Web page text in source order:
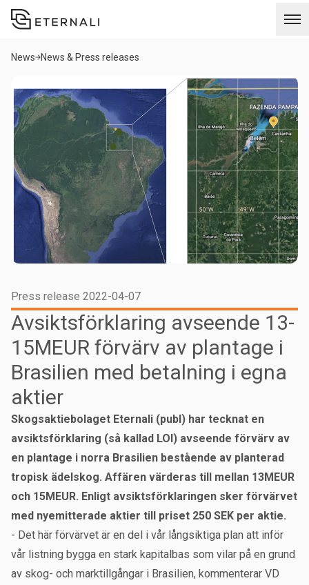
News News & Press releases
Press release 2022-04-07
Avsiktsförklaring avseende 13-
15MEUR förvärv av plantage i
Brasilien med betalning i egna
aktier
Skogsaktiebolaget Eternali (publ) har tecknat en
avsiktsförklaring (så kallad LOI) avseende förvärv av
en plantage i norra Brasilien bestående av planterad
tropisk ädelskog. Affären värderas till mellan 13MEUR
och 15MEUR. Enligt avsiktsförklaringen sker förvärvet
med nyemitterade aktier till priset 250 SEK per aktie.
- Det här förvärvet är en del i vår långsiktiga plan att inför
vår listning bygga en stark kapitalbas som vilar på en grund
av skog- och marktillgångar i Brasilien, kommenterar VD